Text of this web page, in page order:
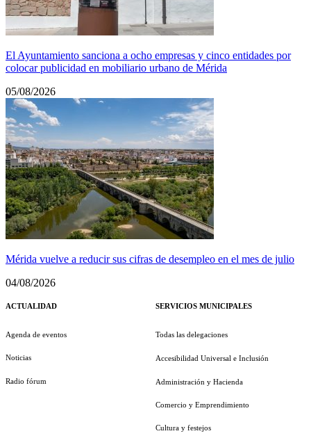
El Ayuntamiento sanciona a ocho empresas y cinco entidades por
colocar publicidad en mobiliario urbano de Mérida
05/08/2026
Mérida vuelve a reducir sus cifras de desempleo en el mes de julio
04/08/2026
ACTUALIDAD
Agenda de eventos
Noticias
Radio fórum
SERVICIOS MUNICIPALES
Todas las delegaciones
Accesibilidad Universal e Inclusión
Administración y Hacienda
Comercio y Emprendimiento
Cultura y festejos